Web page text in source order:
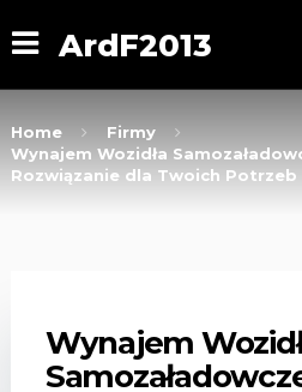
ArdF2013
Home
Firmy
Wynajem Wozidła
Rozwiązanie dla Twoich
Wynajem